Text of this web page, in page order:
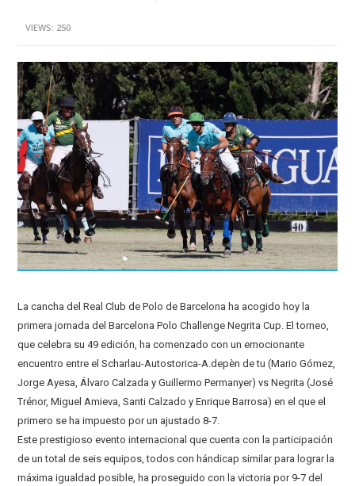
VIEWS: 250
La cancha del Real Club de Polo de Barcelona ha acogido hoy la
primera jornada del Barcelona Polo Challenge Negrita Cup. El torneo,
que celebra su 49 edición, ha comenzado con un emocionante
encuentro entre el Scharlau-Autostorica-A.depèn de tu (Mario Gómez,
Jorge Ayesa, Álvaro Calzada y Guillermo Permanyer) vs Negrita (José
Trénor, Miguel Amieva, Santi Calzado y Enrique Barrosa) en el que el
primero se ha impuesto por un ajustado 8-7.
Este prestigioso evento internacional que cuenta con la participación
de un total de seis equipos, todos con hándicap similar para lograr la
máxima igualdad posible, ha proseguido con la victoria por 9-7 del